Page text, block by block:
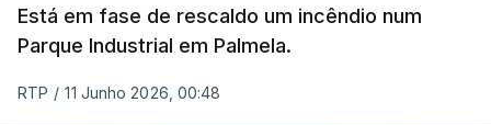
Está em fase de rescaldo um incêndio num
Parque Industrial em Palmela.
RTP / 11 Junho 2026, 00:48